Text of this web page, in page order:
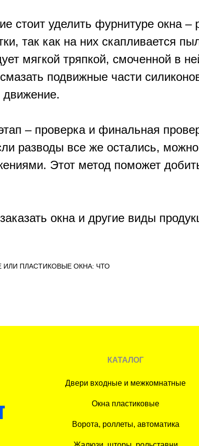
стоит уделить фурнитуре окна
так как на них скапливается
мягкой тряпкой, смоченной в
подвижные части
– проверка и финальная
разводы все же остались,
Этот метод поможет
окна и другие виды
ПЛАСТИКОВЫЕ ОКНА: ЧТО
КАТАЛОГ
Двери входные и межкомнатные
Окна пластиковые
Ворота, роллеты, автоматика